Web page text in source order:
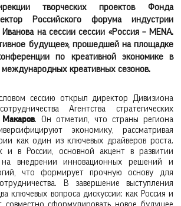
творческих проектов Фонда
Российского форума индустрии
на сессии сессии «Россия – MENA.
будущее», прошедшей на площадке
по креативной экономике в
международных креативных сезонов.
сессию открыл директор Дивизиона
Агентства стратегических
. Он отметил, что страны региона
экономику, рассматривая
как один из ключевых драйверов роста.
и в России, основной акцент в развитии
на внедрении инновационных решений и
что формирует прочную основу для
В завершение выступления
ключевых вопроса дискуссии: как Россия и